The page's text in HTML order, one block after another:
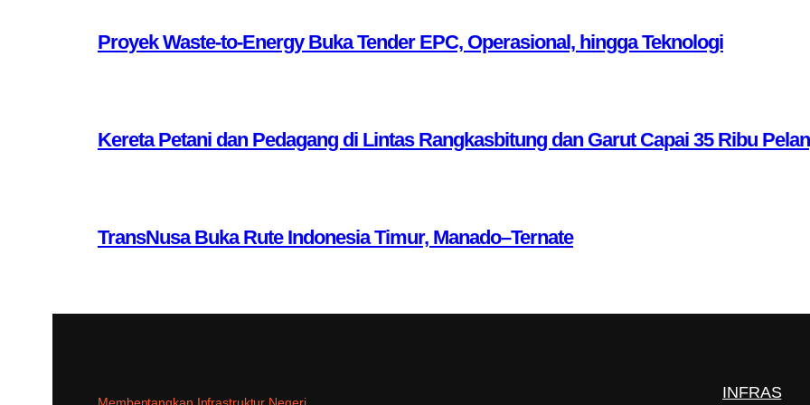
Proyek Waste-to-Energy Buka Tender EPC, Operasional, hingga Teknologi
Kereta Petani dan Pedagang di Lintas Rangkasbitung dan Garut Capai 35 Ribu
TransNusa Buka Rute Indonesia Timur, Manado–Ternate
INFRAS